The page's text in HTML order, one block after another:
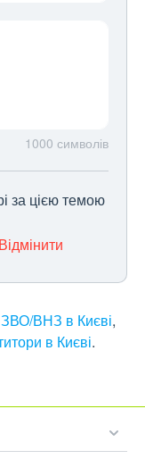
1000 символів
за цією темою
Відмінити
ЗВО/ВНЗ в Києві,
в Києві.